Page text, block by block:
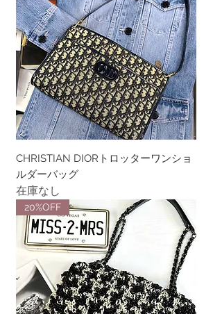
CHRISTIAN DIORトロッターワンショ
ルダーバッグ
在庫なし
20%OFF